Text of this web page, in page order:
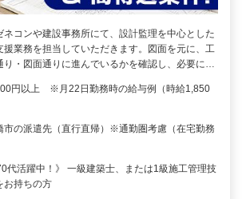
ネコンや建設事務所にて、設計監理を中心とした
援業務を担当していただきます。図面を元に、工
り・図面通りに進んでいるかを確認し、必要に…
円以上 ※月22日勤務時の給与例（時給1,850
市の派遣先（直行直帰）※通勤圏考慮（在宅勤務
代活躍中！》 一級建築士、または1級施工管理技
お持ちの方